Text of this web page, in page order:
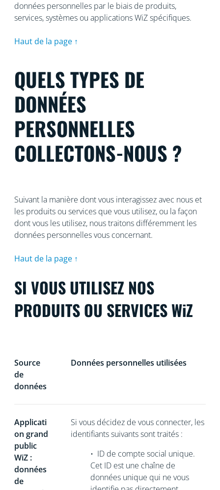
données personnelles par le biais de produits,
services, systèmes ou applications WiZ spécifiques.
Haut de la page ↑
QUELS TYPES DE
DONNÉES
PERSONNELLES
COLLECTONS-NOUS ?
Suivant la manière dont vous interagissez avec nous et
les produits ou services que vous utilisez, ou la façon
dont vous les utilisez, nous traitons différemment les
données personnelles vous concernant.
Haut de la page ↑
SI VOUS UTILISEZ NOS
PRODUITS OU SERVICES WiZ
Source
de
données
Données personnelles utilisées
Applicati
on grand
public
WiZ :
données
de
Si vous décidez de vous connecter, les
identifiants suivants sont traités :
• ID de compte social unique.
Cet ID est une chaîne de
données unique qui ne vous